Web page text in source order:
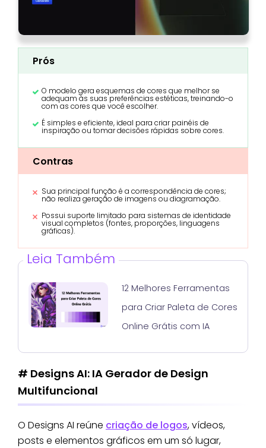
Prós
O modelo gera esquemas de cores que melhor se
adequam às suas preferências estéticas, treinando-o
com as cores que você escolher.
É simples e eficiente, ideal para criar painéis de
inspiração ou tomar decisões rápidas sobre cores.
Contras
Sua principal função é a correspondência de cores;
não realiza geração de imagens ou diagramação.
Possui suporte limitado para sistemas de identidade
visual completos (fontes, proporções, linguagens
gráficas).
Leia Também
12 Melhores Ferramentas
para Criar Paleta de Cores
Online Grátis com IA
# Designs AI: IA Gerador de Design
Multifuncional
O Designs AI reúne criação de logos, vídeos,
posts e elementos gráficos em um só lugar,